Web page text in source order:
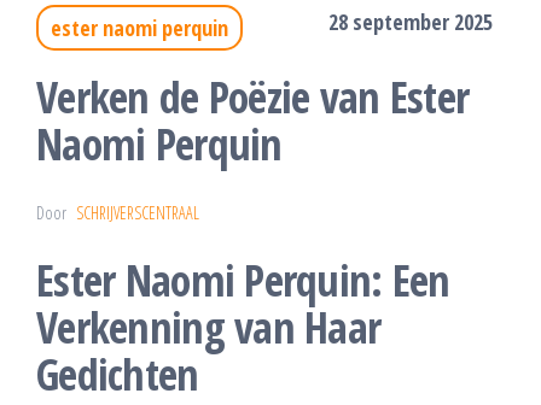
ester naomi perquin 28 september 2025
Verken de Poëzie van Ester
Naomi Perquin
Door SCHRIJVERSCENTRAAL
Ester Naomi Perquin: Een
Verkenning van Haar
Gedichten